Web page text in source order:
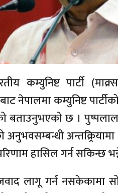
कम्युनिष्ट पार्टी
नेपालमा कम्युनिष्ट
बताउनुभएको छ ।
हासिल गर्न सकिन्छ
लागू गर्न